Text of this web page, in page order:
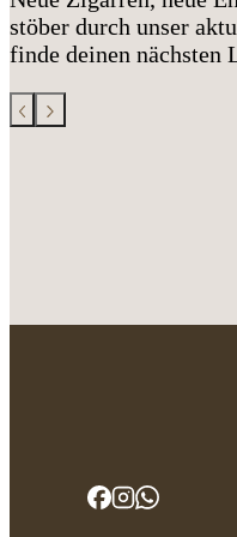
stöber durch unser
finde deinen nächsten